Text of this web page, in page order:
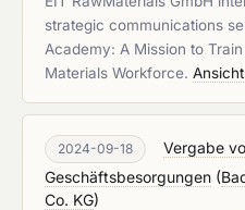
strategic communications
Academy: A Mission to
Materials Workforce.
2024-09-18
Vergabe
Geschäftsbesorgungen (
Co. KG)